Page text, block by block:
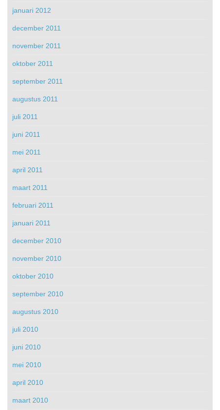
januari 2012
december 2011
november 2011
oktober 2011
september 2011
augustus 2011
juli 2011
juni 2011
mei 2011
april 2011
maart 2011
februari 2011
januari 2011
december 2010
november 2010
oktober 2010
september 2010
augustus 2010
juli 2010
juni 2010
mei 2010
april 2010
maart 2010